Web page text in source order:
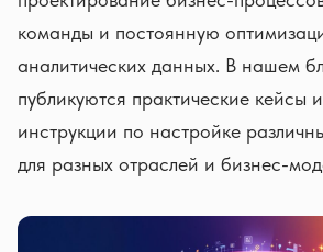
команды и постоянную
аналитических данных. В нашем
публикуются практические кейсы
инструкции по настройке
для разных отраслей и бизнес-